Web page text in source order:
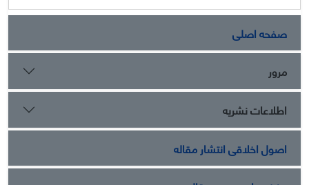
صفحه اصلی
مرور
اطلاعات نشریه
اصول اخلاقی انتشار مقاله